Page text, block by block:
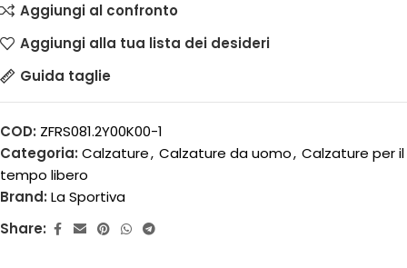
Aggiungi al confronto
Aggiungi alla tua lista dei desideri
Guida taglie
COD: ZFRS081.2Y00K00-1
Categoria: Calzature, Calzature da uomo, Calzature per il
tempo libero
Brand: La Sportiva
Share: